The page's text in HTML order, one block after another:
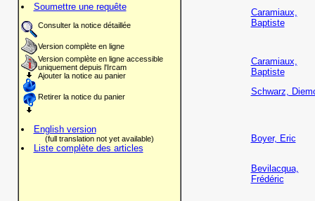
Soumettre une requête
Consulter la notice détaillée
Version complète en ligne
Version complète en ligne accessible
uniquement depuis l'Ircam
Ajouter la notice au panier
Retirer la notice du panier
English version
(full translation not yet available)
Liste complète des articles
Caramiaux,
Baptiste
Caramiaux,
Baptiste
Schwarz,
Boyer, Eric
Bevilacqua,
Frédéric